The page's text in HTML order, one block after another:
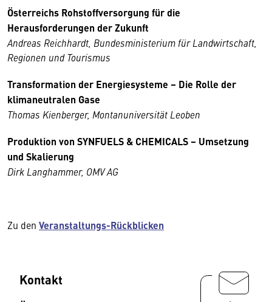
Österreichs Rohstoffversorgung für die
Herausforderungen der Zukunft
Andreas Reichhardt, Bundesministerium für Landwirtschaft,
Regionen und Tourismus
Transformation der Energiesysteme – Die Rolle der
klimaneutralen Gase
Thomas Kienberger, Montanuniversität Leoben
Produktion von SYNFUELS & CHEMICALS – Umsetzung
und Skalierung
Dirk Langhammer, OMV AG
Zu den Veranstaltungs-Rückblicken
Kontakt